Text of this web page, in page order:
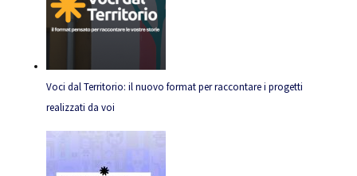
Voci dal Territorio: il nuovo format per raccontare i progetti
realizzati da voi